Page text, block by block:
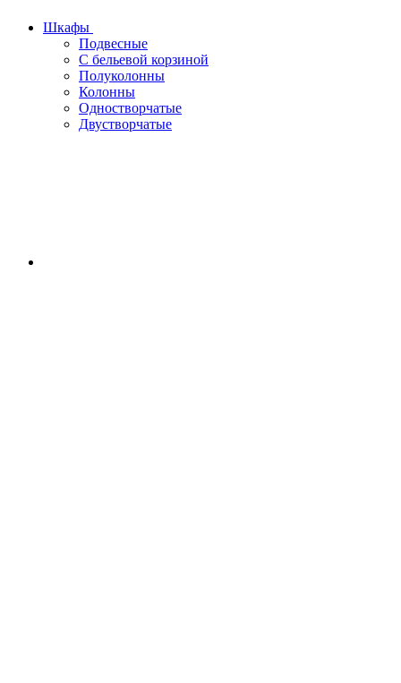
Шкафы
Подвесные
С бельевой корзиной
Полуколонны
Колонны
Одностворчатые
Двустворчатые